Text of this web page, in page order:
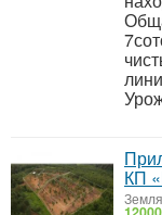
КП
Земля